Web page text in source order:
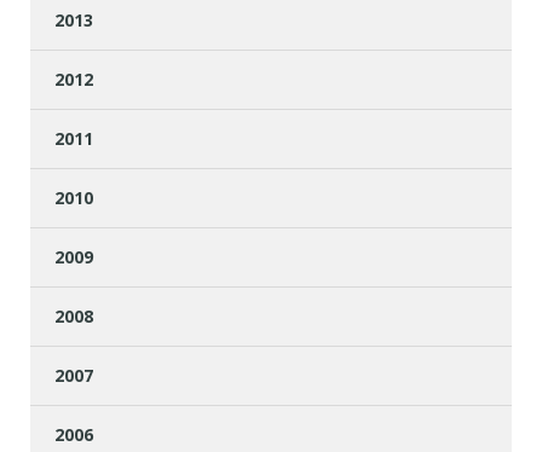
2013
2012
2011
2010
2009
2008
2007
2006